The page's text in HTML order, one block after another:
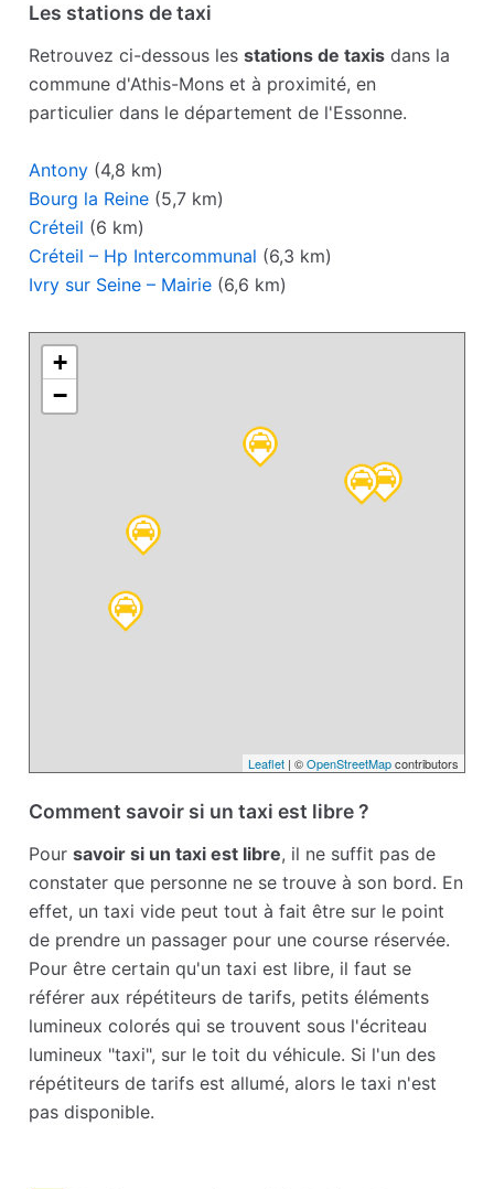
Les stations de taxi
Retrouvez ci-dessous lesstations de taxis dans la
commune d'Athis-Mons et à proximité, en
particulier dans le département de l'Essonne.
Antony (4,8 km)
Bourg la Reine (5,7 km)
Créteil (6 km)
Créteil – Hp Intercommunal (6,3 km)
Ivry sur Seine – Mairie (6,6 km)
+
−
Leaflet| ©OpenStreetMapcontributors
Comment savoir si un taxi est libre ?
Poursavoir si un taxi est libre, il ne suffit pas de
constater que personne ne se trouve à son bord. En
effet, un taxi vide peut tout à fait être sur le point
de prendre un passager pour une course réservée.
Pour être certain qu'un taxi est libre, il faut se
référer aux répétiteurs de tarifs, petits éléments
lumineux colorés qui se trouvent sous l'écriteau
lumineux "taxi", sur le toit du véhicule. Si l'un des
répétiteurs de tarifs est allumé, alors le taxi n'est
pas disponible.